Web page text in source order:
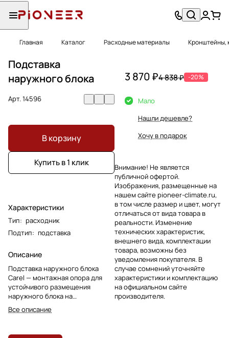
Главная Каталог Расходные материалы Кронштейны,
Подставка
наружного блока
Арт.14596
В корзину
Купить в 1 клик
Характеристики
Тип: расходник
Подтип: подставка
Описание
Подставка наружного блока
Carel — монтажная опора для
устойчивого размещения
наружного блока на
подготовленном основании.
Используется при установке,
части.
Все описание
3 870 ₽4 838 ₽ -20%
Мало
Нашли дешевле?
Хочу в подарок
Внимание! Не является
публичной офертой.
Изображения, размещенные на
нашем сайте pioneer-climate.ru,
в том числе размер и цвет, могут
отличаться от вида товара в
реальности. Изменение
технических характеристик,
внешнего вида, комплектации
товара, возможны без
уведомления покупателя. В
случае сомнений уточняйте
характеристики и комплектацию
на официальном сайте
производителя.